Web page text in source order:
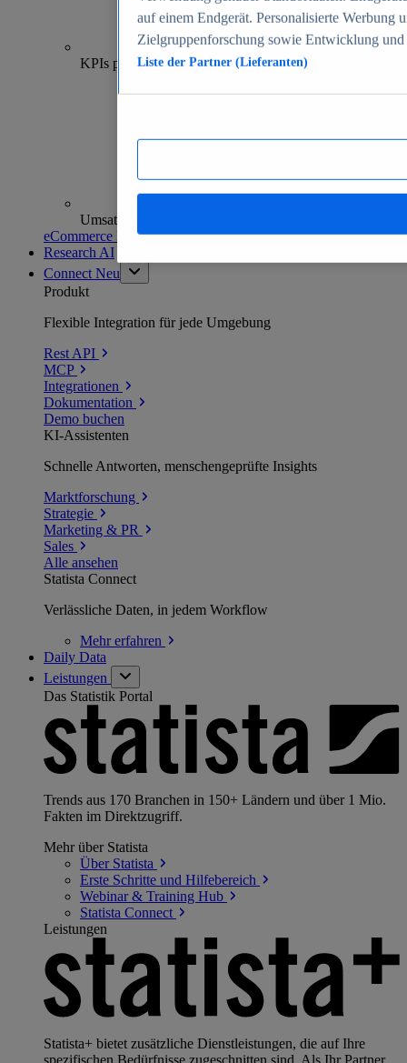
70+
KPIs pro Shop
Umsatzanalysen und -prognosen
eCommerce Insights entdecken
Research AI
Connect Neu
Produkt
Flexible Integration für jede Umgebung
Rest API
MCP
Integrationen
Dokumentation
Demo buchen
KI-Assistenten
Schnelle Antworten, menschengeprüfte Insights
Marktforschung
Strategie
Marketing & PR
Sales
Alle ansehen
Statista Connect
Verlässliche Daten, in jedem Workflow
Mehrerfahren
Daily Data
Leistungen
Das Statistik Portal
Trends aus 170 Branchen in 150+ Ländern und über 1 Mio.
Fakten im Direktzugriff.
Mehr über Statista
Über Statista
Erste Schritte und Hilfebereich
Webinar & Training Hub
Statista Connect
Leistungen
Statista+ bietet zusätzliche Dienstleistungen, die auf Ihre
spezifischen Bedürfnisse zugeschnitten sind. Als Ihr Partner
auf einem Endgerät. Personalisierte Werbung
Zielgruppenforschung sowie Entwicklung
Liste der Partner (Lieferanten)